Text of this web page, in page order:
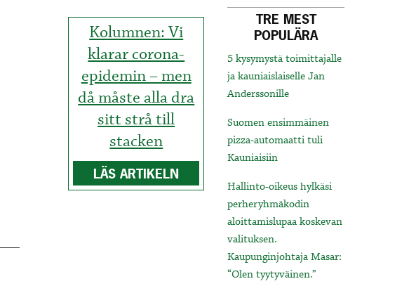
Kolumnen: Vi
klarar corona-
epidemin – men
då måste alla dra
sitt strå till
stacken
LÄS ARTIKELN
TRE MEST
POPULÄRA
5 kysymystä toimittajalle
ja kauniaislaiselle Jan
Anderssonille
Suomen ensimmäinen
pizza-automaatti tuli
Kauniaisiin
Hallinto-oikeus hylkäsi
perheryhmäkodin
aloittamislupaa koskevan
valituksen.
Kaupunginjohtaja Masar:
“Olen tyytyväinen.”